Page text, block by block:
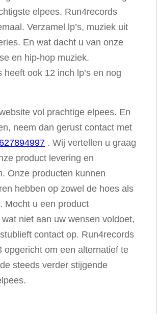
elpees. Run4records
Verzamel lp’s, muziek uit
En wat dacht u van onze
en hip-hop muziek.
heeft ook 12 inch lp’s en nog
vol prachtige elpees. En
neem dan gerust contact met
. Wij vertellen u graag
product levering en
Onze producten kunnen
hebben op zowel de hoes als
Mocht u een product
niet aan uw wensen voldoet,
contact op. Run4records
opgericht om een alternatief te
steeds verder stijgende